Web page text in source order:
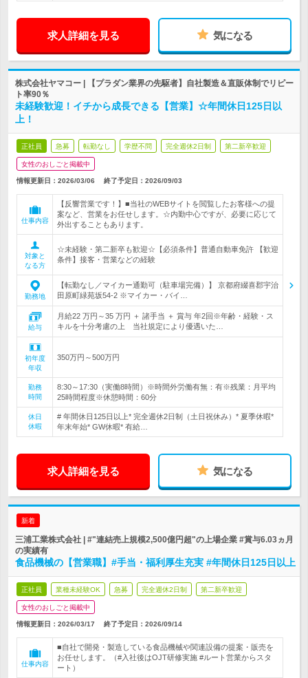
求人詳細を見る 気になる
株式会社ヤマコー | 【プラダン業界の先駆者】自社製造＆直販体制でリピー
ト率90％
未経験歓迎！イチから成長できる【営業】☆年間休日125日以
上！
正社員 急募 転勤なし 学歴不問 完全週休2日制 第二新卒歓迎
女性のおしごと掲載中
情報更新日：2026/03/06 終了予定日： 2026/09/03
仕事内容
【反響営業です！】■当社のWEBサイトを閲覧したお客様への提
案など、営業をお任せします。☆内勤中心ですが、必要に応じて
外出することもあります。
対象と
なる方
☆未経験・第二新卒も歓迎☆【必須条件】普通自動車免許 【歓迎
条件】接客・営業などの経験
勤務地
【転勤なし／マイカー通勤可（駐車場完備）】 京都府綴喜郡宇治
田原町緑苑坂54-2 ※マイカー・バイ…
給与
月給22 万円～35 万円 ＋ 諸手当 ＋ 賞与 年2回※年齢・経験・ス
キルを十分考慮の上 当社規定により優遇いた…
初年度
年収
350万円～500万円
勤務
時間
8:30～17:30（実働8時間）※時間外労働有無：有※残業：月平均
25時間程度※休憩時間：60分
休日
休暇
# 年間休日125日以上* 完全週休2日制（土日祝休み）* 夏季休暇*
年末年始* GW休暇* 有給…
求人詳細を見る 気になる
新着
三浦工業株式会社 | #"連結売上規模2,500億円超"の上場企業 #賞与6.03ヵ月
の実績有
食品機械の【営業職】#手当・福利厚生充実 #年間休日125日以上
正社員 業種未経験OK 急募 完全週休2日制 第二新卒歓迎
女性のおしごと掲載中
情報更新日：2026/03/17 終了予定日： 2026/09/14
仕事内容
■自社で開発・製造している食品機械や関連設備の提案・販売を
お任せします。（#入社後はOJT研修実施 #ルート営業からスタ
ート）